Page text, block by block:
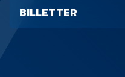
BILLETTER